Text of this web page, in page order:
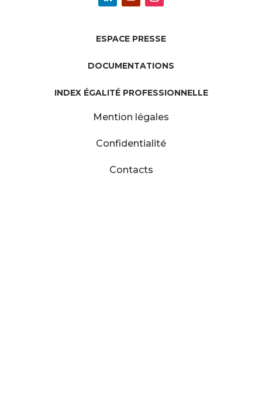
ESPACE PRESSE
DOCUMENTATIONS
INDEX ÉGALITÉ PROFESSIONNELLE
Mention légales
Confidentialité
Contacts